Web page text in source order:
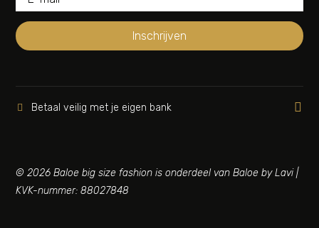
Inschrijven
 Betaal veilig met je eigen bank 
© 2026 Baloe big size fashion is onderdeel van Baloe by Lavi |
KVK-nummer: 88027848